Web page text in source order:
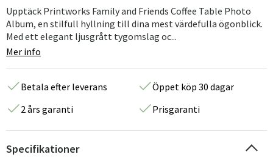
Upptäck Printworks Family and Friends Coffee Table Photo
Album, en stilfull hyllning till dina mest värdefulla ögonblick.
Med ett elegant ljusgrått tygomslag oc...
Mer info
Betala efter leverans
Öppet köp 30 dagar
2 års garanti
Prisgaranti
Specifikationer